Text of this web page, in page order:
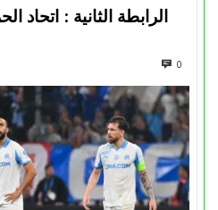
الرابطة الثانية :
0